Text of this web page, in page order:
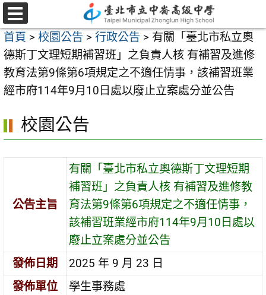
跳
至
主
要
內
容
選
單
首頁 > 校園公告 > 行政公告 > 有關「臺北市私立奧
德斯丁文理短期補習班」之負責人核 有補習及進修
教育法第9條第6項規定之不適任情事，該補習班業
經市府114年9月10日處以廢止立案處分並公告
校園公告
公告主旨
有關「臺北市私立奧德斯丁文理短期
補習班」之負責人核 有補習及進修教
育法第9條第6項規定之不適任情事，
該補習班業經市府114年9月10日處以
廢止立案處分並公告
發佈日期
2025 年 9 月 23 日
發佈單位
學生事務處